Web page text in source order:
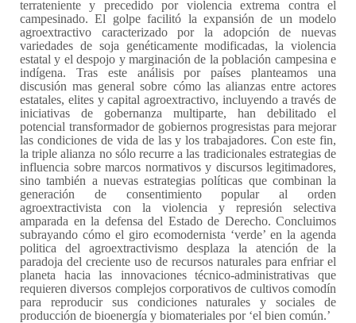
terrateniente y precedido por violencia extrema contra el
campesinado. El golpe facilitó la expansión de un modelo
agroextractivo caracterizado por la adopción de nuevas
variedades de soja genéticamente modificadas, la violencia
estatal y el despojo y marginación de la población campesina e
indígena. Tras este análisis por países planteamos una
discusión mas general sobre cómo las alianzas entre actores
estatales, elites y capital agroextractivo, incluyendo a través de
iniciativas de gobernanza multiparte, han debilitado el
potencial transformador de gobiernos progresistas para mejorar
las condiciones de vida de las y los trabajadores. Con este fin,
la triple alianza no sólo recurre a las tradicionales estrategias de
influencia sobre marcos normativos y discursos legitimadores,
sino también a nuevas estrategias políticas que combinan la
generación de consentimiento popular al orden
agroextractivista con la violencia y represión selectiva
amparada en la defensa del Estado de Derecho. Concluimos
subrayando cómo el giro ecomodernista ‘verde’ en la agenda
politica del agroextractivismo desplaza la atención de la
paradoja del creciente uso de recursos naturales para enfriar el
planeta hacia las innovaciones técnico-administrativas que
requieren diversos complejos corporativos de cultivos comodín
para reproducir sus condiciones naturales y sociales de
producción de bioenergía y biomateriales por ‘el bien común.’